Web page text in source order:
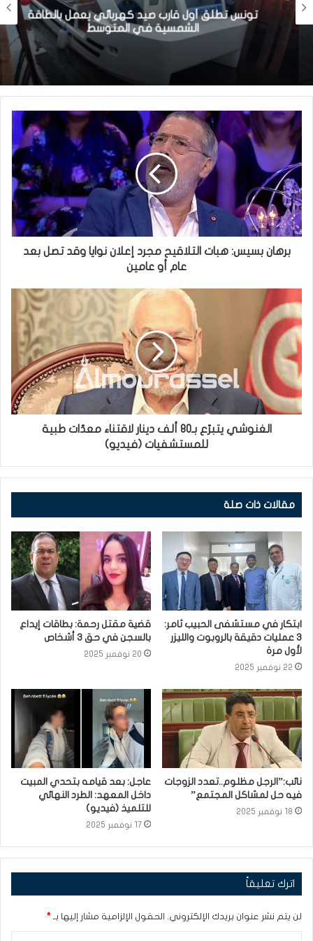
تونس تطلق أول قارب صيد كهربائي يعمل بالطاقة
الشمسية في المتوسط
برهان بسيس: هبات التلاقيح مجرد إعلان نوايا وقد تصل بعد
عام أو عامين
الغنوشي يتبرّع بـ80 ألف دينار لاقتناء معدّات طبية
للمستشفيات (فيديو)
مقالات ذات صلة
ابتكار في مستشفى الحبيب ثامر:
3 عمليات دقيقة بالروبوت والليزر
لأول مرة
22 نوفمبر 2025
قضية مقتل رحمة: بطاقات إيداع
بالسجن في حق 3 أشخاص
20 نوفمبر 2025
نائب:”الرجل مظلوم..تعدد الزوجات
فيه حل لمشاكل المجتمع”
18 نوفمبر 2025
عاجل: بعد قيامه بتحدي المبيت
داخل المعهد: الطرد النهائي
للتلميذ (فيديو)
17 نوفمبر 2025
اترك تعليقاً
لن يتم نشر عنوان بريدك الإلكتروني. الحقول الإلزامية مشار إليها بـ *